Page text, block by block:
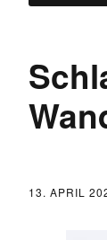
13. APRIL